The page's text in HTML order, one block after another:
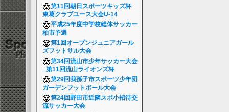
第11回朝日スポーツキッズ杯
東葛クラブユース大会U-14
平成25年度中学校総体サッカー
柏市予選
第1回オープンジュニアガール
ズフットサル大会
第34回流山市少年サッカー大会
_第11回流山ライオンズ杯
第29回我孫子市スポーツ少年団
ガーデンフットボール大会
第24回野田市近隣スポ小招待交
流サッカー大会